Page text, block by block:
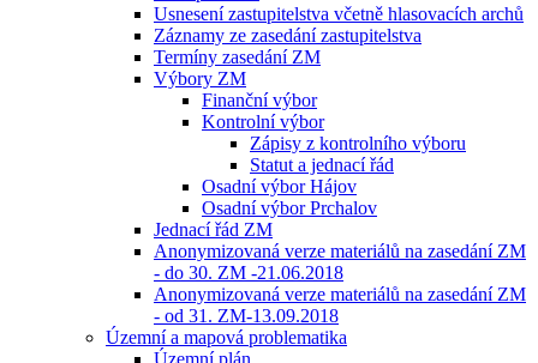
Usnesení zastupitelstva včetně hlasovacích archů
Záznamy ze zasedání zastupitelstva
Termíny zasedání ZM
Výbory ZM
Finanční výbor
Kontrolní výbor
Zápisy z kontrolního výboru
Statut a jednací řád
Osadní výbor Hájov
Osadní výbor Prchalov
Jednací řád ZM
Anonymizovaná verze materiálů na zasedání ZM
- do 30. ZM -21.06.2018
Anonymizovaná verze materiálů na zasedání ZM
- od 31. ZM-13.09.2018
Územní a mapová problematika
Územní plán